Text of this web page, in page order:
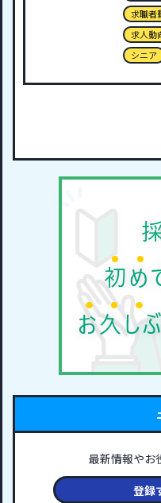
求職者
求人動
シニア
最新情報やお
登録